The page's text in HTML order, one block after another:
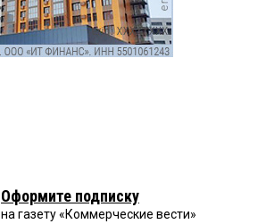
Оформите подписку
на газету «Коммерческие вести»